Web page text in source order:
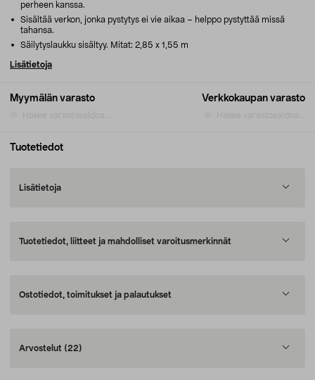
Myymälän varasto Verkkokaupan varasto
perheen kanssa.
Sisältää verkon, jonka pystytys ei vie aikaa – helppo pystyttää missä
tahansa.
Säilytyslaukku sisältyy. Mitat: 2,85 x 1,55 m
Lisätietoja
Tuotetiedot
Lisätietoja
Tuotetiedot, liitteet ja mahdolliset varoitusmerkinnät
Ostotiedot, toimitukset ja palautukset
Arvostelut (22)